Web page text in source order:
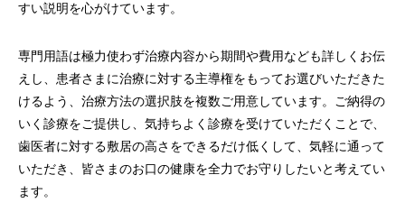
すい説明を心がけています。
専門用語は極力使わず治療内容から期間や費用なども詳しくお伝
えし、患者さまに治療に対する主導権をもってお選びいただきた
けるよう、治療方法の選択肢を複数ご用意しています。ご納得の
いく診療をご提供し、気持ちよく診療を受けていただくことで、
歯医者に対する敷居の高さをできるだけ低くして、気軽に通って
いただき、皆さまのお口の健康を全力でお守りしたいと考えてい
ます。